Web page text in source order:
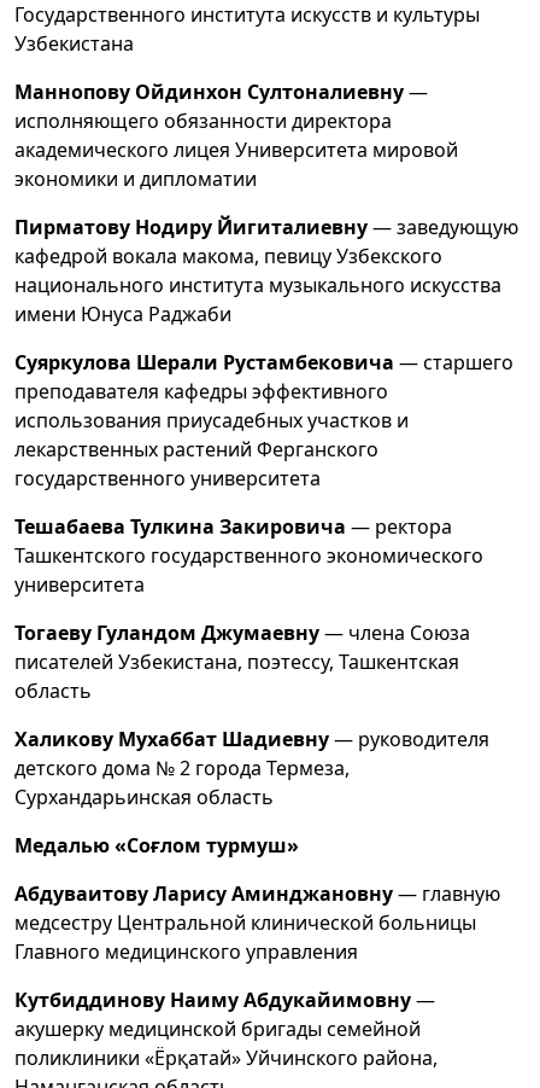
Государственного института искусств и культуры
Узбекистана
Маннопову Ойдинхон Султоналиевну—
исполняющего обязанности директора
академического лицея Университета мировой
экономики и дипломатии
Пирматову Нодиру Йигиталиевну— заведующую
кафедрой вокала макома, певицу Узбекского
национального института музыкального искусства
имени Юнуса Раджаби
Суяркулова Шерали Рустамбековича — старшего
преподавателя кафедры эффективного
использования приусадебных участков и
лекарственных растений Ферганского
государственного университета
Тешабаева Тулкина Закировича — ректора
Ташкентского государственного экономического
университета
Тогаеву Гуландом Джумаевну— члена Союза
писателей Узбекистана, поэтессу, Ташкентская
область
Халикову Мухаббат Шадиевну— руководителя
детского дома № 2 города Термеза,
Сурхандарьинская область
Медалью «Соғлом турмуш»
Абдуваитову Ларису Аминджановну— главную
медсестру Центральной клинической больницы
Главного медицинского управления
Кутбиддинову Наиму Абдукaйимовну—
акушерку медицинской бригады семейной
поликлиники «Ёрқатай» Уйчинского района,